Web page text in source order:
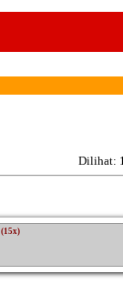
Dilihat:
(15x)